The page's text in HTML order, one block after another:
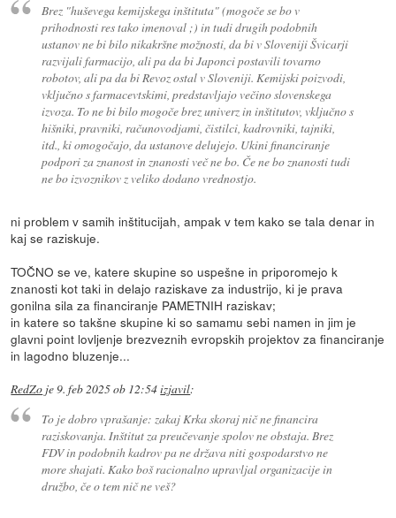
Brez "huševega kemijskega inštituta" (mogoče se bo v
prihodnosti res tako imenoval ;) in tudi drugih podobnih
ustanov ne bi bilo nikakršne možnosti, da bi v Sloveniji Švicarji
razvijali farmacijo, ali pa da bi Japonci postavili tovarno
robotov, ali pa da bi Revoz ostal v Sloveniji. Kemijski poizvodi,
vključno s farmacevtskimi, predstavljajo večino slovenskega
izvoza. To ne bi bilo mogoče brez univerz in inštitutov, vključno s
hišniki, pravniki, računovodjami, čistilci, kadrovniki, tajniki,
itd., ki omogočajo, da ustanove delujejo. Ukini financiranje
podpori za znanost in znanosti več ne bo. Če ne bo znanosti tudi
ne bo izvoznikov z veliko dodano vrednostjo.
ni problem v samih inštitucijah, ampak v tem kako se tala denar in
kaj se raziskuje.
TOČNO se ve, katere skupine so uspešne in priporomejo k
znanosti kot taki in delajo raziskave za industrijo, ki je prava
gonilna sila za financiranje PAMETNIH raziskav;
in katere so takšne skupine ki so samamu sebi namen in jim je
glavni point lovljenje brezveznih evropskih projektov za financiranje
in lagodno bluzenje...
RedZo je9. feb 2025 ob 12:54izjavil:
To je dobro vprašanje: zakaj Krka skoraj nič ne financira
raziskovanja. Inštitut za preučevanje spolov ne obstaja. Brez
FDV in podobnih kadrov pa ne država niti gospodarstvo ne
more shajati. Kako boš racionalno upravljal organizacije in
družbo, če o tem nič ne veš?